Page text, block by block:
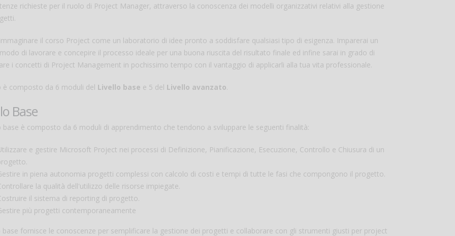
richieste per il ruolo di Project Manager, attraverso la conoscenza dei modelli organizzativi relativi alla gestione
il corso Project come un laboratorio di idee pronto a soddisfare qualsiasi tipo di esigenza. Imparerai un
di lavorare e concepire il processo ideale per una buona riuscita del risultato finale ed infine sarai in grado di
i concetti di Project Management in pochissimo tempo con il vantaggio di applicarli alla tua vita professionale.
è composto da 6 moduli del Livello base e 5 del Livello avanzato.
Base
base è composto da 6 moduli di apprendimento che tendono a sviluppare le seguenti finalità:
e gestire Microsoft Project nei processi di Definizione, Pianificazione, Esecuzione, Controllo e Chiusura di un
in piena autonomia progetti complessi con calcolo di costi e tempi di tutte le fasi che compongono il progetto.
la qualità dell'utilizzo delle risorse impiegate.
il sistema di reporting di progetto.
più progetti contemporaneamente
base fornisce le conoscenze per semplificare la gestione dei progetti e collaborare con gli strumenti giusti per project